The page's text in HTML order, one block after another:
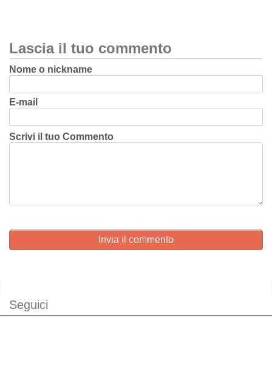
Lascia il tuo commento
Nome o nickname
E-mail
Scrivi il tuo Commento
Invia il commento
Seguici